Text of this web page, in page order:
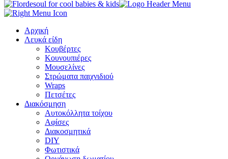
Αρχική
Λευκά είδη
Kουβέρτες
Κουνουπιέρες
Μουσελίνες
Στρώματα παιχνιδιού
Wraps
Πετσέτες
Διακόσμηση
Αυτοκόλλητα τοίχου
Αφίσες
Διακοσμητικά
DIY
Φωτιστικά